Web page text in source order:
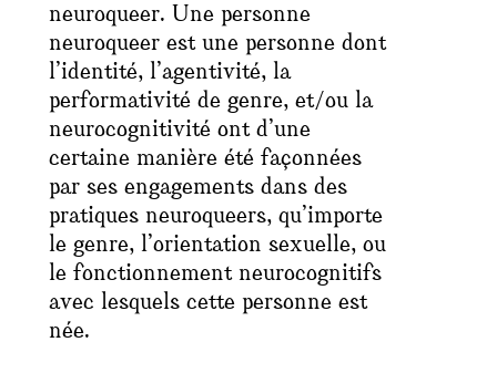
neuroqueer. Une personne
neuroqueer est une personne dont
l’identité, l’agentivité, la
performativité de genre, et/ou la
neurocognitivité ont d’une
certaine manière été façonnées
par ses engagements dans des
pratiques neuroqueers, qu’importe
le genre, l’orientation sexuelle, ou
le fonctionnement neurocognitifs
avec lesquels cette personne est
née.